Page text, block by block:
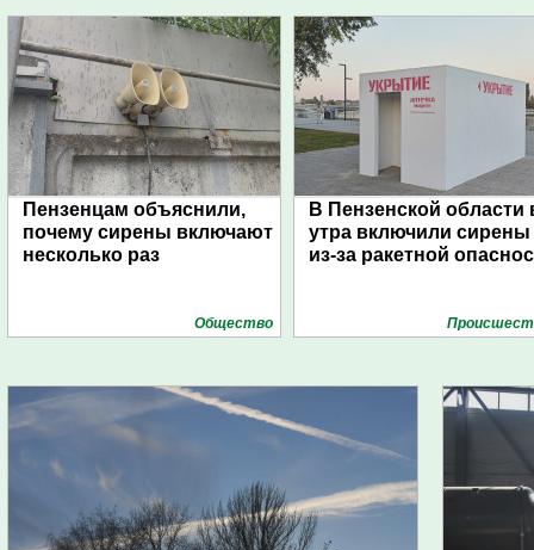
Пензенцам объяснили,
почему сирены включают
несколько раз
Общество
В Пензенской области
утра включили сирены
из-за ракетной